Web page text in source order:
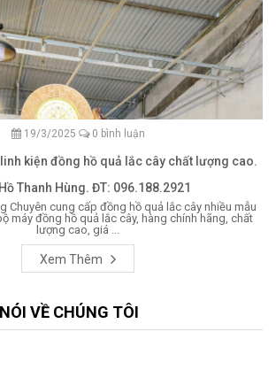
19/3/2025 0 bình luận
kiện đồng hồ quả lắc cây chất lượng cao.
Thanh Hùng. ĐT: 096.188.2921
Chuyên cung cấp đồng hồ quả lắc cây nhiều mẫu
máy đồng hồ quả lắc cây, hàng chính hãng, chất
lượng cao, giá ...
Xem Thêm
VỀ CHÚNG TÔI